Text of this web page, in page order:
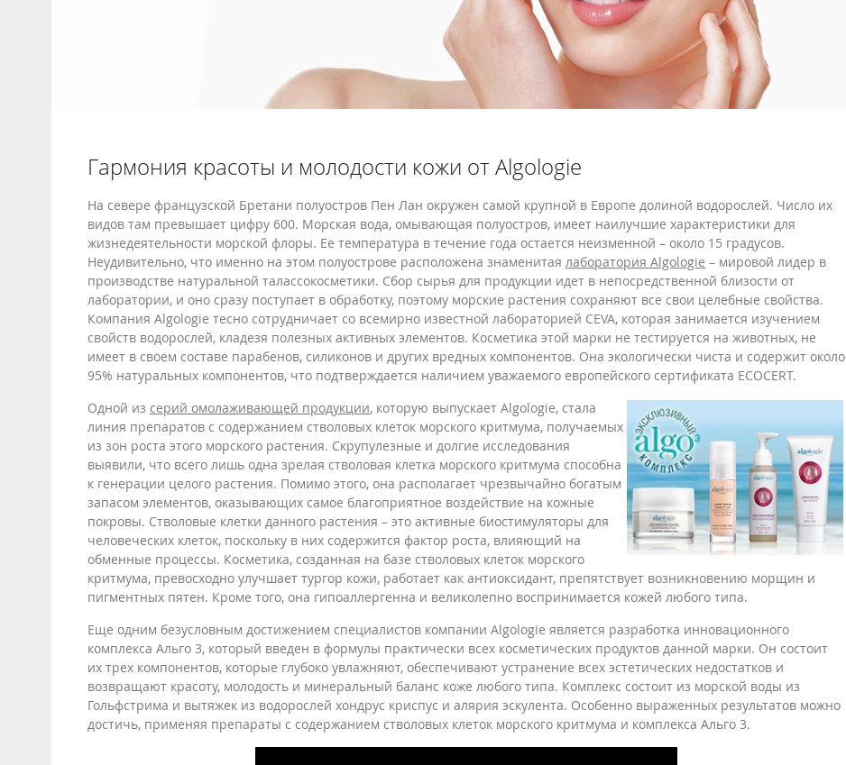
Гармония красоты и молодости кожи от Algologie
На севере французской Бретани полуостров Пен Лан окружен самой крупной в Европе долиной водорослей. Число их
видов там превышает цифру 600. Морская вода, омывающая полуостров, имеет наилучшие характеристики для
жизнедеятельности морской флоры. Ее температура в течение года остается неизменной – около 15 градусов.
Неудивительно, что именно на этом полуострове расположена знаменитая лаборатория Algologie – мировой лидер в
производстве натуральной талассокосметики. Сбор сырья для продукции идет в непосредственной близости от
лаборатории, и оно сразу поступает в обработку, поэтому морские растения сохраняют все свои целебные свойства.
Компания Algologie тесно сотрудничает со всемирно известной лабораторией CEVA, которая занимается изучением
свойств водорослей, кладезя полезных активных элементов. Косметика этой марки не тестируется на животных, не
имеет в своем составе парабенов, силиконов и других вредных компонентов. Она экологически чиста и содержит около
95% натуральных компонентов, что подтверждается наличием уважаемого европейского сертификата ECOCERT.
Одной из серий омолаживающей продукции, которую выпускает Algologie, стала
линия препаратов с содержанием стволовых клеток морского критмума, получаемых
из зон роста этого морского растения. Скрупулезные и долгие исследования
выявили, что всего лишь одна зрелая стволовая клетка морского критмума способна
к генерации целого растения. Помимо этого, она располагает чрезвычайно богатым
запасом элементов, оказывающих самое благоприятное воздействие на кожные
покровы. Стволовые клетки данного растения – это активные биостимуляторы для
человеческих клеток, поскольку в них содержится фактор роста, влияющий на
обменные процессы. Косметика, созданная на базе стволовых клеток морского
критмума, превосходно улучшает тургор кожи, работает как антиоксидант, препятствует возникновению морщин и
пигментных пятен. Кроме того, она гипоаллергенна и великолепно воспринимается кожей любого типа.
Еще одним безусловным достижением специалистов компании Algologie является разработка инновационного
комплекса Альго 3, который введен в формулы практически всех косметических продуктов данной марки. Он состоит
их трех компонентов, которые глубоко увлажняют, обеспечивают устранение всех эстетических недостатков и
возвращают красоту, молодость и минеральный баланс коже любого типа. Комплекс состоит из морской воды из
Гольфстрима и вытяжек из водорослей хондрус криспус и алярия эскулента. Особенно выраженных результатов можно
достичь, применяя препараты с содержанием стволовых клеток морского критмума и комплекса Альго 3.